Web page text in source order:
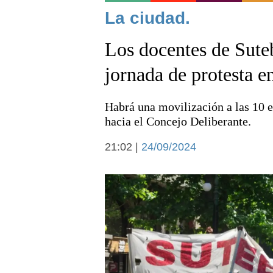
Noticias
Deportes
Arte y cultura
Economía y campo
La ciudad.
Los docentes de
jornada de protesta
Habrá una movilización a las 10
hacia el Concejo Deliberante.
21:02 | 24/09/2024